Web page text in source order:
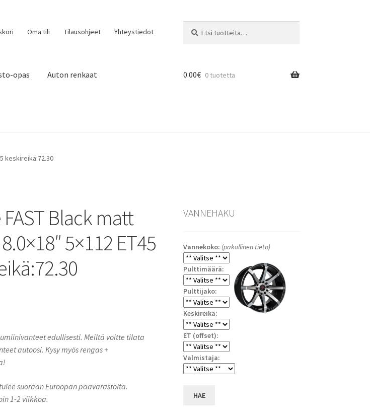
Oma tili Tilausohjeet Yhteystiedot
opas Auton renkaat 0.00€ 0 tuotetta
keskireikä:72.30
Black matt
5×112 ET45
edullisesti. Meiltä voitte tilata
autoosi. Kysy myös rengas +
suoraan Euroopan päävarastolta.
1-2 viikkoa.
VANNEHAKU
Vannekoko: (pakollinen tieto)
Pulttimäärä:
Pulttijako:
Keskireikä:
ET (offset):
Valmistaja:
HAE